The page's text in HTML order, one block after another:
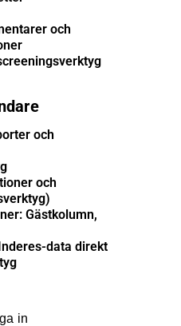
och
och
och
Gästkolumn,
data direkt
in